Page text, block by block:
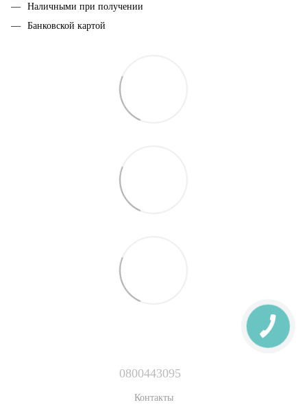
Наличными при получении
Банковской картой
0800443095
Контакты